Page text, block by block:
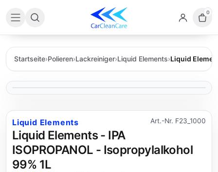
0
Startseite›Polieren›Lackreiniger›Liquid Elements›Liquid
Liquid Elements Art.-Nr. F23_1000
Liquid Elements - IPA
ISOPROPANOL - Isopropylalkohol
99% 1L